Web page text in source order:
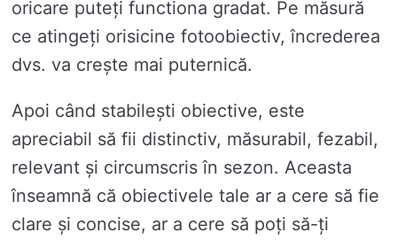
oricare puteți functiona gradat. Pe măsură
ce atingeți orisicine fotoobiectiv, încrederea
dvs. va crește mai puternică.
Apoi când stabilești obiective, este
apreciabil să fii distinctiv, măsurabil, fezabil,
relevant și circumscris în sezon. Aceasta
înseamnă că obiectivele tale ar a cere să fie
clare și concise, ar a cere să poți să-ți